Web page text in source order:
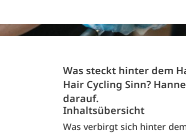
Was steckt hinter dem
Hair Cycling Sinn?
darauf.
Inhaltsübersicht
Was verbirgt sich hinter